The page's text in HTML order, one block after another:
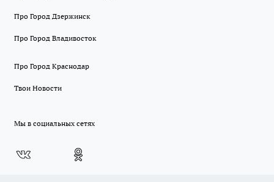
Про Город Дзержинск
Про Город Владивосток
Про Город Краснодар
Твои Новости
Мы в социальных сетях